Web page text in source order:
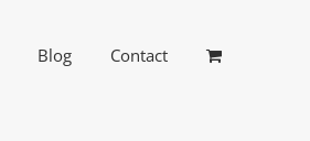
Blog Contact